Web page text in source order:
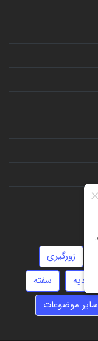
زورگیری
دیه
سفته
سایر موضوعات